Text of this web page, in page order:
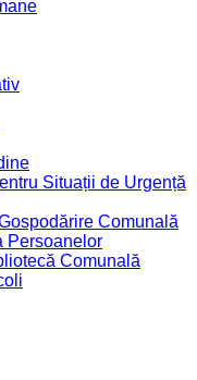
Situații de Urgență
Comunală
Persoanelor
Comunală